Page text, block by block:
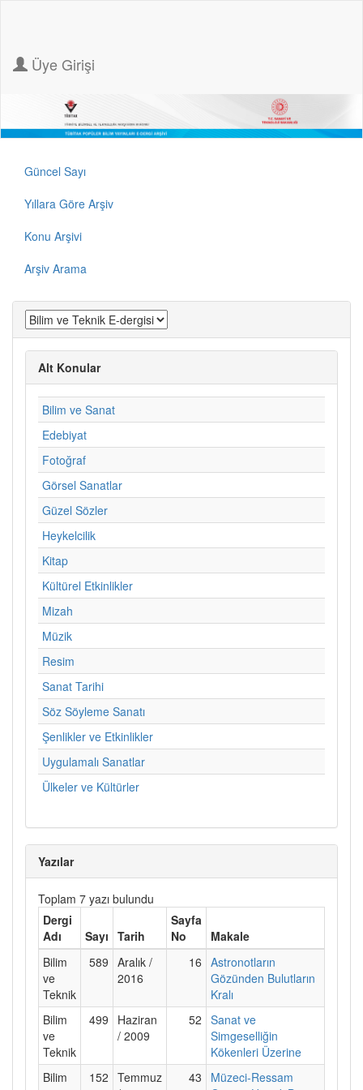
Üye Girişi
Güncel Sayı
Yıllara Göre Arşiv
Konu Arşivi
Arşiv Arama
Alt Konular
Bilim ve Sanat
Edebiyat
Fotoğraf
Görsel Sanatlar
Güzel Sözler
Heykelcilik
Kitap
Kültürel Etkinlikler
Mizah
Müzik
Resim
Sanat Tarihi
Söz Söyleme Sanatı
Şenlikler ve Etkinlikler
Uygulamalı Sanatlar
Ülkeler ve Kültürler
Yazılar
Toplam 7 yazı bulundu
Dergi
Adı
Sayı Tarih
Sayfa
No
Makale
Bilim
ve
Teknik
589 Aralık /
2016
16 Astronotların
Gözünden Bulutların
Kralı
Bilim
ve
Teknik
499
Haziran
/ 2009
52 Sanat ve
Simgeselliğin
Kökenleri Üzerine
Bilim
152 Temmuz
43
Müzeci-Ressam